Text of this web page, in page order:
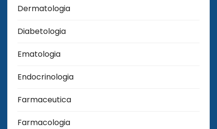
Dermatologia
Diabetologia
Ematologia
Endocrinologia
Farmaceutica
Farmacologia